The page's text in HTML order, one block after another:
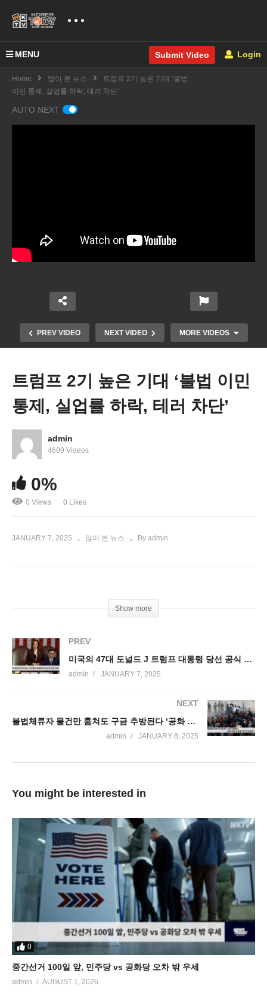
MENU Submit Video Login
Home 많이 본 뉴스
트럼프 2기 높은 기대 ‘불법
이민 통제, 실업률 하락, 테러 차단’
AUTO NEXT
PREV VIDEO NEXT VIDEO MORE VIDEOS
역 거대한 불길
트럼프 2기 높은 기대 ‘불법 이민
통제, 실업률 하락, 테러 차단’
admin
4609 Videos
0%
0 Views 0 Likes
JANUARY 7, 2025 많이 본 뉴스 By admin
Show more
PREV
미국의 47대 도널드 J 트럼프 대통령 당선 공식 인증 선포
admin JANUARY 7, 2025
NEXT
불법체류자 물건만 훔쳐도 구금 추방된다 ‘공화 의회 첫 표결 이민 단속강화’
admin JANUARY 8, 2025
You might be interested in
0
중간선거 100일 앞, 민주당 vs 공화당 오차 밖 우세
admin AUGUST 1, 2026